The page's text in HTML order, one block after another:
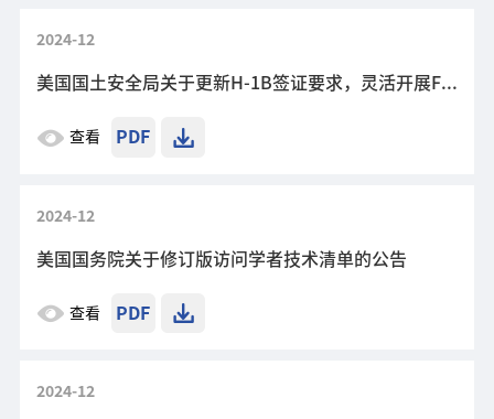
2024-12
美国国土安全局关于更新H-1B签证要求，灵活开展F-1及其他非移民工人计划的条例
查看 PDF
2024-12
美国国务院关于修订版访问学者技术清单的公告
查看 PDF
2024-12